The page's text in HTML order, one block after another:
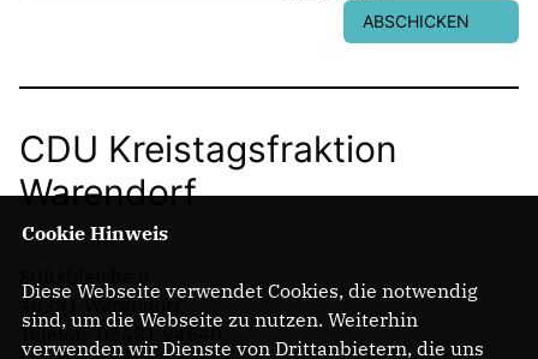
ABSCHICKEN
CDU Kreistagsfraktion
Warendorf
48231 Warendorf
Telefon: 02581 94640
Cookie Hinweis
Diese Webseite verwendet Cookies, die notwendig
sind, um die Webseite zu nutzen. Weiterhin
verwenden wir Dienste von Drittanbietern, die uns